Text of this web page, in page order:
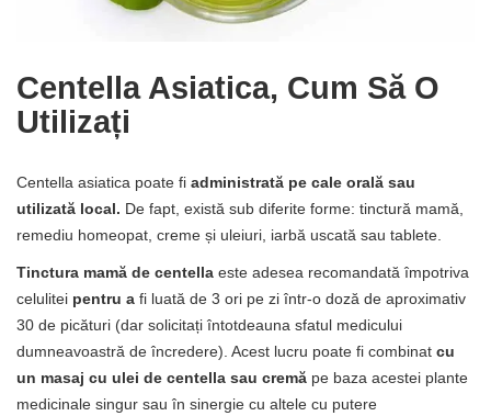
Centella Asiatica, Cum Să O
Utilizați
Centella asiatica poate fi administrată pe cale orală sau
utilizată local. De fapt, există sub diferite forme: tinctură mamă,
remediu homeopat, creme și uleiuri, iarbă uscată sau tablete.
Tinctura mamă de centella este adesea recomandată împotriva
celulitei pentru a fi luată de 3 ori pe zi într-o doză de aproximativ
30 de picături (dar solicitați întotdeauna sfatul medicului
dumneavoastră de încredere). Acest lucru poate fi combinat cu
un masaj cu ulei de centella sau cremă pe baza acestei plante
medicinale singur sau în sinergie cu altele cu putere